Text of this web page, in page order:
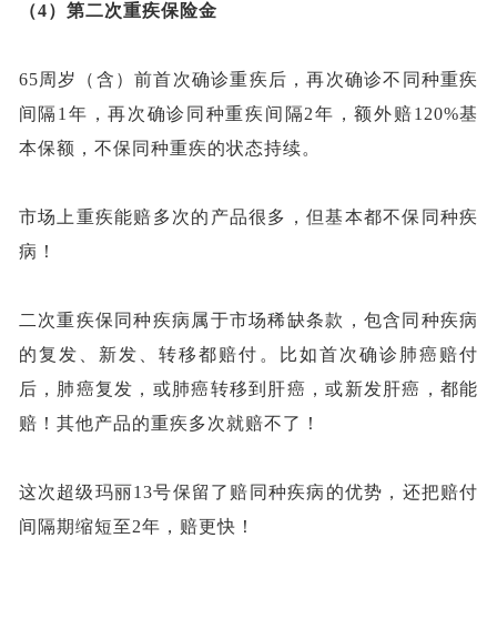
（4）第二次重疾保险金
65周岁（含）前首次确诊重疾后，再次确诊不同种重疾
间隔1年，再次确诊同种重疾间隔2年，额外赔120%基
本保额，不保同种重疾的状态持续。
市场上重疾能赔多次的产品很多，但基本都不保同种疾
病！
二次重疾保同种疾病属于市场稀缺条款，包含同种疾病
的复发、新发、转移都赔付。比如首次确诊肺癌赔付
后，肺癌复发，或肺癌转移到肝癌，或新发肝癌，都能
赔！其他产品的重疾多次就赔不了！
这次超级玛丽13号保留了赔同种疾病的优势，还把赔付
间隔期缩短至2年，赔更快！